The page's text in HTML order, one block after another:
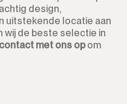
design,
uitstekende locatie aan
wij de beste selectie in
met ons opom